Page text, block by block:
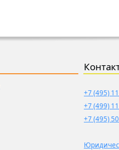
+7 (495)
+7 (499)
+7 (495)